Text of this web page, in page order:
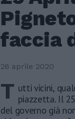
faccia
26 aprile 2020
T utti vicini,
piazzetta. Il
del governo già